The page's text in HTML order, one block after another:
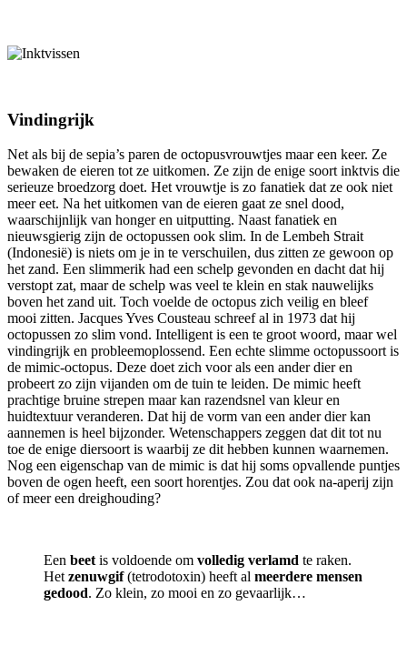
Vindingrijk
Net als bij de sepia’s paren de octopusvrouwtjes maar een keer. Ze
bewaken de eieren tot ze uitkomen. Ze zijn de enige soort inktvis die
serieuze broedzorg doet. Het vrouwtje is zo fanatiek dat ze ook niet
meer eet. Na het uitkomen van de eieren gaat ze snel dood,
waarschijnlijk van honger en uitputting. Naast fanatiek en
nieuwsgierig zijn de octopussen ook slim. In de Lembeh Strait
(Indonesië) is niets om je in te verschuilen, dus zitten ze gewoon op
het zand. Een slimmerik had een schelp gevonden en dacht dat hij
verstopt zat, maar de schelp was veel te klein en stak nauwelijks
boven het zand uit. Toch voelde de octopus zich veilig en bleef
mooi zitten. Jacques Yves Cousteau schreef al in 1973 dat hij
octopussen zo slim vond. Intelligent is een te groot woord, maar wel
vindingrijk en probleemoplossend. Een echte slimme octopussoort is
de mimic-octopus. Deze doet zich voor als een ander dier en
probeert zo zijn vijanden om de tuin te leiden. De mimic heeft
prachtige bruine strepen maar kan razendsnel van kleur en
huidtextuur veranderen. Dat hij de vorm van een ander dier kan
aannemen is heel bijzonder. Wetenschappers zeggen dat dit tot nu
toe de enige diersoort is waarbij ze dit hebben kunnen waarnemen.
Nog een eigenschap van de mimic is dat hij soms opvallende puntjes
boven de ogen heeft, een soort horentjes. Zou dat ook na-aperij zijn
of meer een dreighouding?
Een beet is voldoende om volledig verlamd te raken.
Het zenuwgif(tetrodotoxin) heeft al meerdere mensen
gedood. Zo klein, zo mooi en zo gevaarlijk…